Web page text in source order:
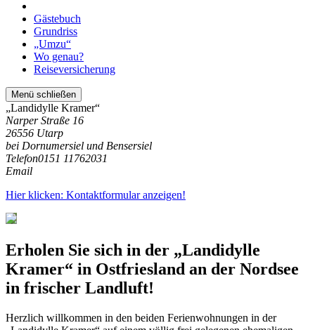
Gästebuch
Grundriss
„Umzu“
Wo genau?
Reiseversicherung
Menü schließen
„Landidylle Kramer“
Narper Straße 16
26556 Utarp
bei Dornumersiel und Bensersiel
Telefon0151 11762031
Email
Hier klicken: Kontaktformular anzeigen!
Erholen Sie sich in der „Landidylle
Kramer“ in Ostfriesland an der Nordsee
in frischer Landluft!
Herzlich willkommen in den beiden Ferienwohnungen in der